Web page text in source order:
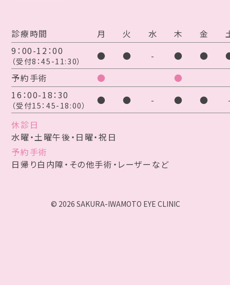
診療時間 月 火 水 木 金
9：00-12：00
（受付8：45-11:30） ● ● - ● ●
予約手術
●
●
16：00-18：30
（受付15：45-18:00） ● ● - ● ●
休診日
水曜・土曜午後・日曜・祝日
予約手術
日帰り白内障・その他手術・レーザーなど
© 2026 SAKURA-IWAMOTO EYE CLINIC